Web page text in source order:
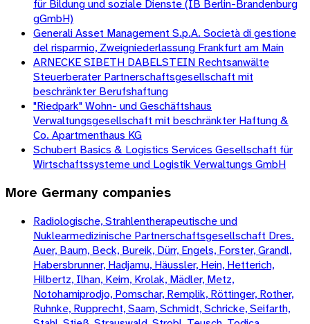
für Bildung und soziale Dienste (IB Berlin-Brandenburg
gGmbH)
Generali Asset Management S.p.A. Società di gestione
del risparmio, Zweigniederlassung Frankfurt am Main
ARNECKE SIBETH DABELSTEIN Rechtsanwälte
Steuerberater Partnerschaftsgesellschaft mit
beschränkter Berufshaftung
"Riedpark" Wohn- und Geschäftshaus
Verwaltungsgesellschaft mit beschränkter Haftung &
Co. Apartmenthaus KG
Schubert Basics & Logistics Services Gesellschaft für
Wirtschaftssysteme und Logistik Verwaltungs GmbH
More Germany companies
Radiologische, Strahlentherapeutische und
Nuklearmedizinische Partnerschaftsgesellschaft Dres.
Auer, Baum, Beck, Bureik, Dürr, Engels, Forster, Grandl,
Habersbrunner, Hadjamu, Häussler, Hein, Hetterich,
Hilbertz, Ilhan, Keim, Krolak, Mädler, Metz,
Notohamiprodjo, Pomschar, Remplik, Röttinger, Rother,
Ruhnke, Rupprecht, Saam, Schmidt, Schricke, Seifarth,